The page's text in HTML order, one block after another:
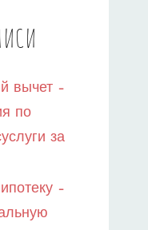
вычет –
по
за
–